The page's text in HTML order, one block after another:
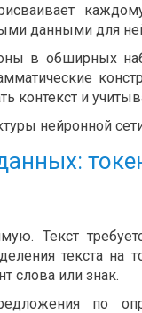
данными для
в обширных
контекст и
нейронной
Текст
текста
слова или знак.
по